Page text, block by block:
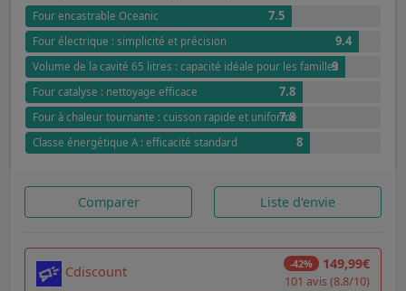
Four encastrable Oceanic 7.5
Four électrique : simplicité et précision 9.4
Volume de la cavité 65 litres : capacité idéale pour les familles
9
Four catalyse : nettoyage efficace 7.8
Four à chaleur tournante : cuisson rapide et uniforme
7.8
Classe énergétique A : efficacité standard 8
Comparer Liste d'envie
Cdiscount -42% 149,99€
101 avis (8.8/10)